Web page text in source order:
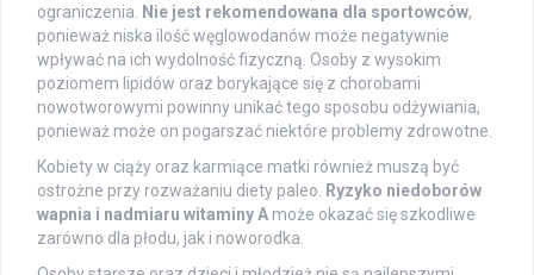
ograniczenia. Nie jest rekomendowana dla sportowców,
ponieważ niska ilość węglowodanów może negatywnie
wpływać na ich wydolność fizyczną. Osoby z wysokim
poziomem lipidów oraz borykające się z chorobami
nowotworowymi powinny unikać tego sposobu odżywiania,
ponieważ może on pogarszać niektóre problemy zdrowotne.
Kobiety w ciąży oraz karmiące matki również muszą być
ostrożne przy rozważaniu diety paleo. Ryzyko niedoborów
wapnia i nadmiaru witaminy A może okazać się szkodliwe
zarówno dla płodu, jak i noworodka.